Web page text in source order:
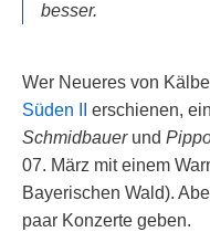
besser.
Wer Neueres von
Süden II
erschienen,
Schmidbauerund
07. März mit einem
Bayerischen Wald).
paar Konzerte geben.